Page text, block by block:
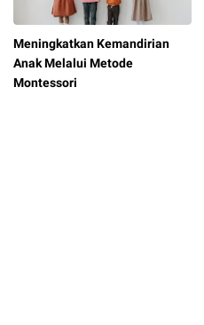
Meningkatkan Kemandirian
Anak Melalui Metode
Montessori